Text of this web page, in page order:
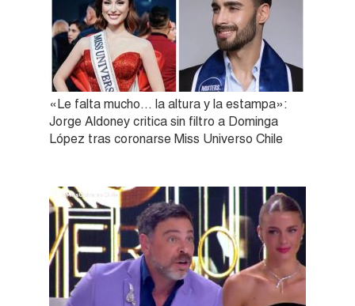
«Le falta mucho… la altura y la estampa»:
Jorge Aldoney critica sin filtro a Dominga
López tras coronarse Miss Universo Chile